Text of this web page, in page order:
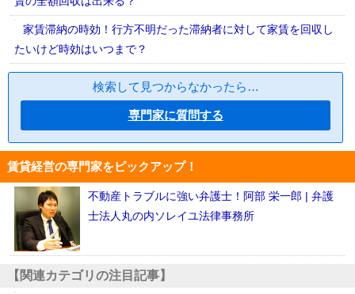
家賃滞納の時効！行方不明だった滞納者に対して家賃を回収し
たいけど時効はいつまで？
検索して見つからなかったら…
専門家に質問する
賃貸経営の専門家をピックアップ！
不動産トラブルに強い弁護士！阿部 栄一郎 | 弁護
士法人丸の内ソレイユ法律事務所
【関連カテゴリの注目記事】